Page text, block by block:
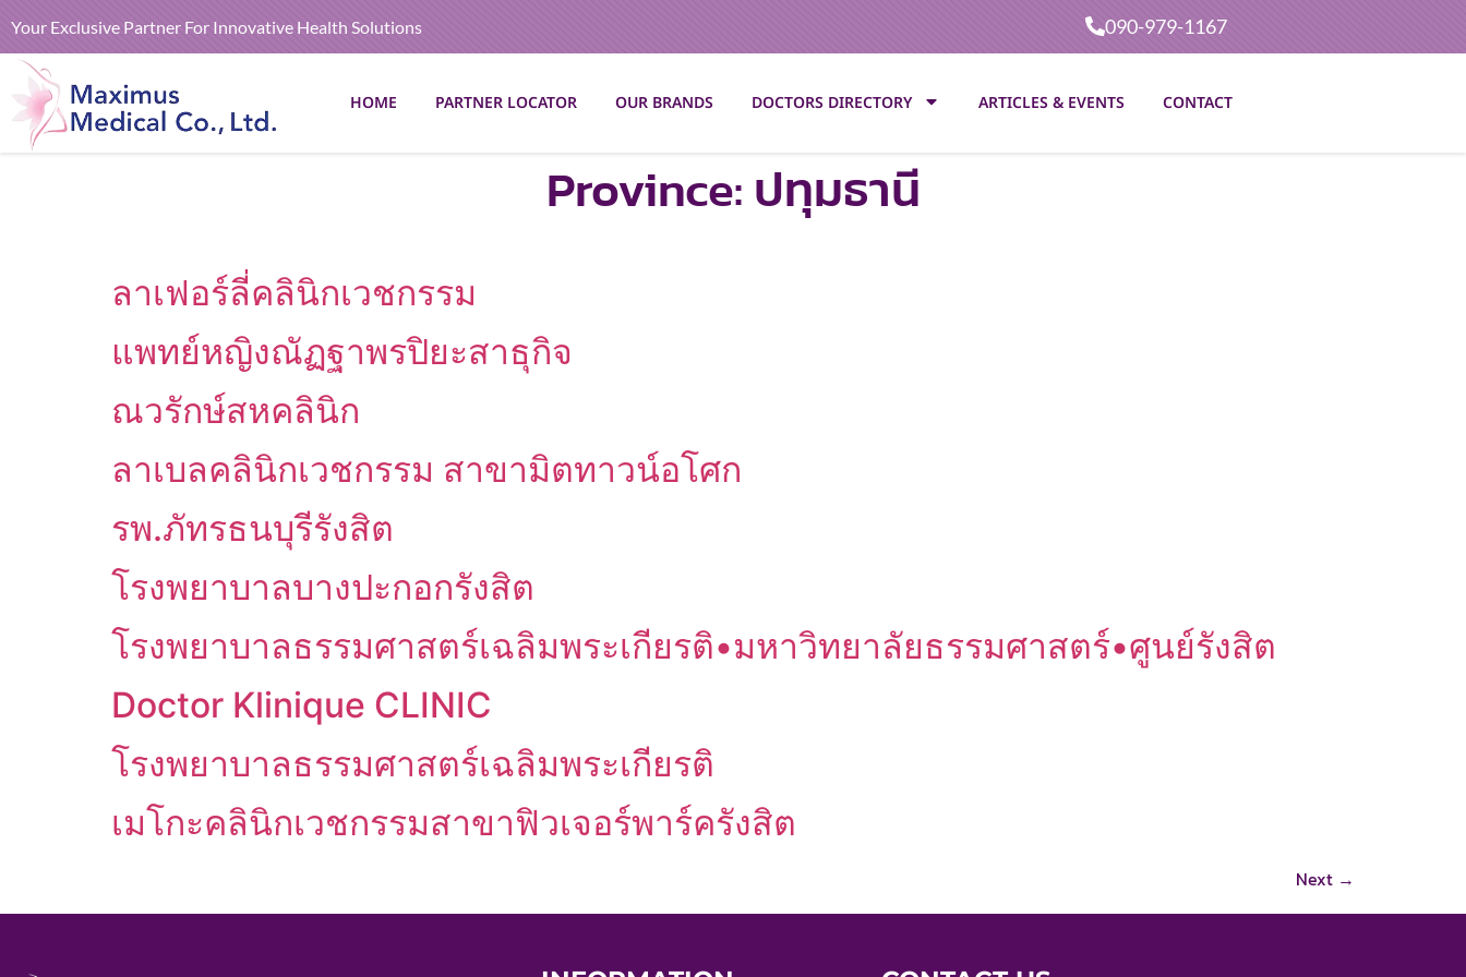
Your Exclusive Partner For Innovative Health Solutions 090-979-1167
HOME PARTNER LOCATOR OUR BRANDS DOCTORS DIRECTORY ARTICLES & EVENTS CONTACT
Province: ปทุมธานี
ลาเฟอร์ลี่คลินิกเวชกรรม
แพทย์หญิงณัฏฐาพรปิยะสาธุกิจ
ณวรักษ์สหคลินิก
ลาเบลคลินิกเวชกรรม สาขามิตทาวน์อโศก
รพ.ภัทรธนบุรีรังสิต
โรงพยาบาลบางปะกอกรังสิต
โรงพยาบาลธรรมศาสตร์เฉลิมพระเกียรติ•มหาวิทยาลัยธรรมศาสตร์•ศูนย์รังสิต
Doctor Klinique CLINIC
โรงพยาบาลธรรมศาสตร์เฉลิมพระเกียรติ
เมโกะคลินิกเวชกรรมสาขาฟิวเจอร์พาร์ครังสิต
Next →